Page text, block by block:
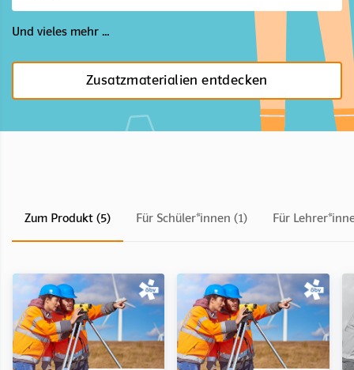
Und vieles mehr ...
Zusatzmaterialien entdecken
Zum Produkt (5) Für Schüler*innen (1) Für